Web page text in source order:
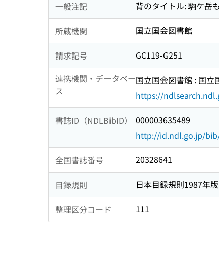
一般注記 背のタイトル: 駒ケ岳
所蔵機関 国立国会図書館
請求記号
GC119-G251
連携機関・データベー
ス
国立国会図書館 : 国立
https://
書誌ID（NDLBibID）
000003635489
http://id.ndl.go.jp/
全国書誌番号 20328641
目録規則 日本目録規則1987年
整理区分コード 111